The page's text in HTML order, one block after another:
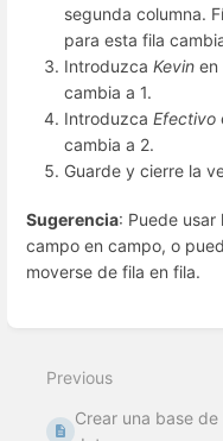
segunda columna.
para esta fila
Introduzca Kevin en
cambia a 1.
Introduzca Efectivo
cambia a 2.
Guarde y cierre la
Sugerencia: Puede usar
campo en campo, o
moverse de fila en fila.
mode
Previous
Crear una base de